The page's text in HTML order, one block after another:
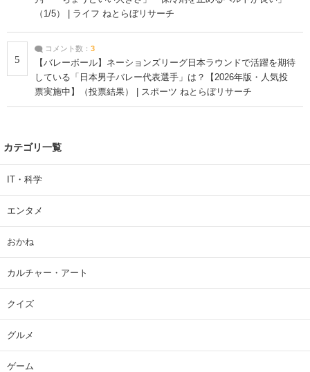
（1/5） | ライフ ねとらぼリサーチ
5
コメント数： 3
【バレーボール】ネーションズリーグ日本ラウンドで活躍を期待
している「日本男子バレー代表選手」は？【2026年版・人気投
票実施中】（投票結果） | スポーツ ねとらぼリサーチ
カテゴリ一覧
IT・科学
エンタメ
おかね
カルチャー・アート
クイズ
グルメ
ゲーム